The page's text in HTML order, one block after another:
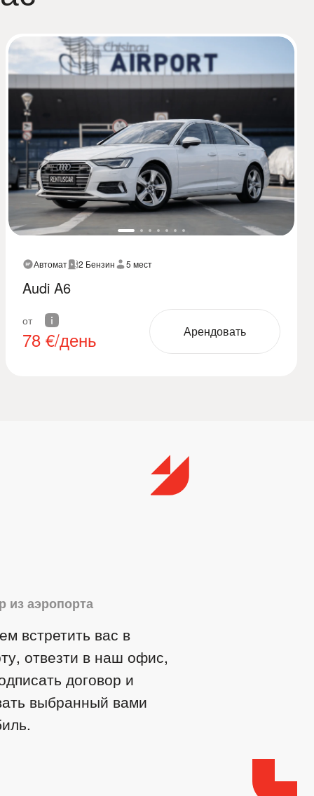
Автомат 2 Бензин 5 мест
Audi A6
от
78 €/день Арендовать
из аэропорта
встретить вас в
отвезти в наш офис,
договор и
выбранный вами